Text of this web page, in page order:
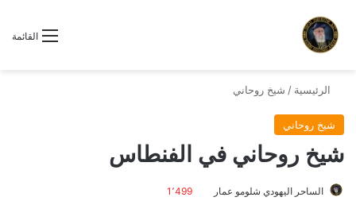
القائمة
الرئيسية / شيخ روحاني
شيخ روحاني
شيخ روحاني في الفنطاس
الساحر اليهودي شلومو عمار 1٬499